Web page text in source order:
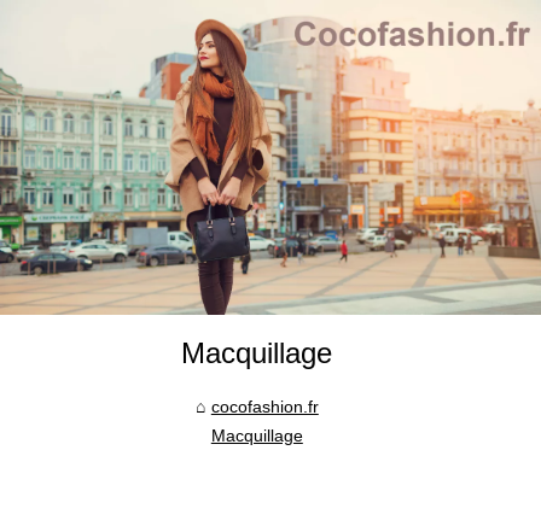
Macquillage
cocofashion.fr
Macquillage